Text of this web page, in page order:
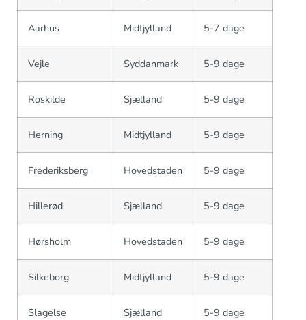
Aarhus Midtjylland 5-7 dage
Vejle Syddanmark 5-9 dage
Roskilde Sjælland 5-9 dage
Herning Midtjylland 5-9 dage
Frederiksberg Hovedstaden 5-9 dage
Hillerød Sjælland 5-9 dage
Hørsholm Hovedstaden 5-9 dage
Silkeborg Midtjylland 5-9 dage
Slagelse Sjælland 5-9 dage